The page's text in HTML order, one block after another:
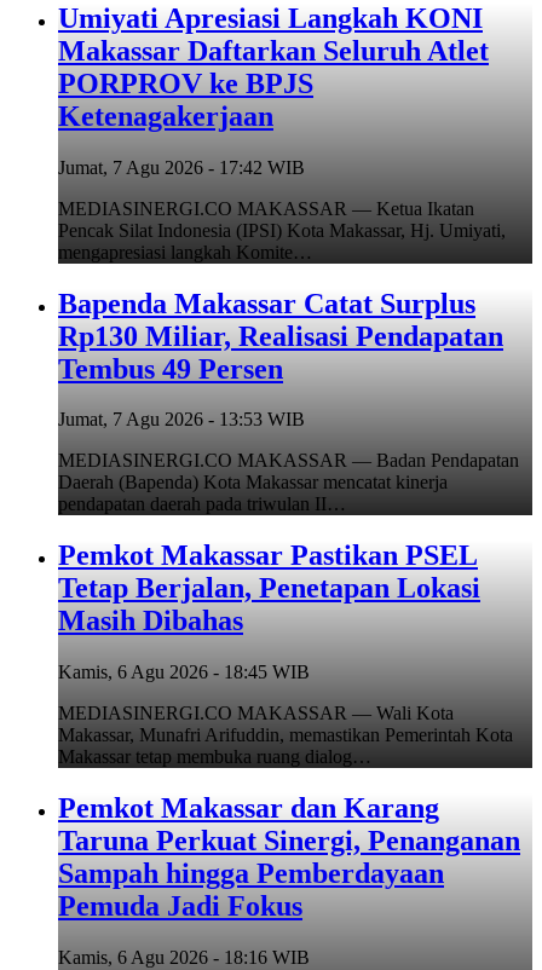
Umiyati Apresiasi Langkah KONI
Makassar Daftarkan Seluruh Atlet
PORPROV ke BPJS
Ketenagakerjaan
Jumat, 7 Agu 2026 - 17:42 WIB
MEDIASINERGI.CO MAKASSAR — Ketua Ikatan
Pencak Silat Indonesia (IPSI) Kota Makassar, Hj. Umiyati,
mengapresiasi langkah Komite…
Bapenda Makassar Catat Surplus
Rp130 Miliar, Realisasi Pendapatan
Tembus 49 Persen
Jumat, 7 Agu 2026 - 13:53 WIB
MEDIASINERGI.CO MAKASSAR — Badan Pendapatan
Daerah (Bapenda) Kota Makassar mencatat kinerja
pendapatan daerah pada triwulan II…
Pemkot Makassar Pastikan PSEL
Tetap Berjalan, Penetapan Lokasi
Masih Dibahas
Kamis, 6 Agu 2026 - 18:45 WIB
MEDIASINERGI.CO MAKASSAR — Wali Kota
Makassar, Munafri Arifuddin, memastikan Pemerintah Kota
Makassar tetap membuka ruang dialog…
Pemkot Makassar dan Karang
Taruna Perkuat Sinergi, Penanganan
Sampah hingga Pemberdayaan
Pemuda Jadi Fokus
Kamis, 6 Agu 2026 - 18:16 WIB